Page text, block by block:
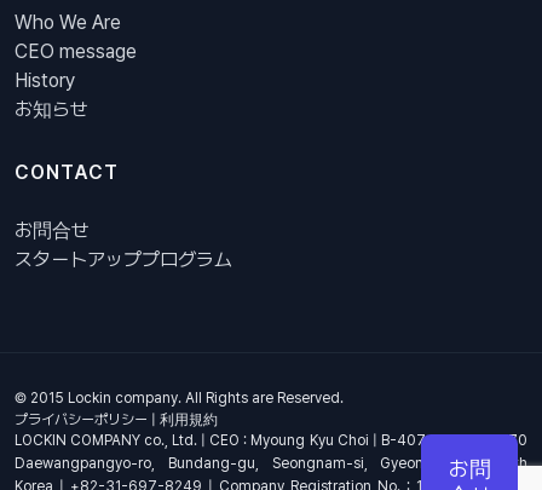
Who We Are
CEO message
History
お知らせ
CONTACT
お問合せ
スタートアッププログラム
© 2015 Lockin company. All Rights are Reserved.
プライバシーポリシー | 利用規約
LOCKIN COMPANY co., Ltd. | CEO : Myoung Kyu Choi | B-407, 4th Floor, 670
Daewangpangyo-ro, Bundang-gu, Seongnam-si, Gyeonggi-do, South
Korea | +82-31-697-8249 | Company Registration No. : 144-81-17703 |
お問